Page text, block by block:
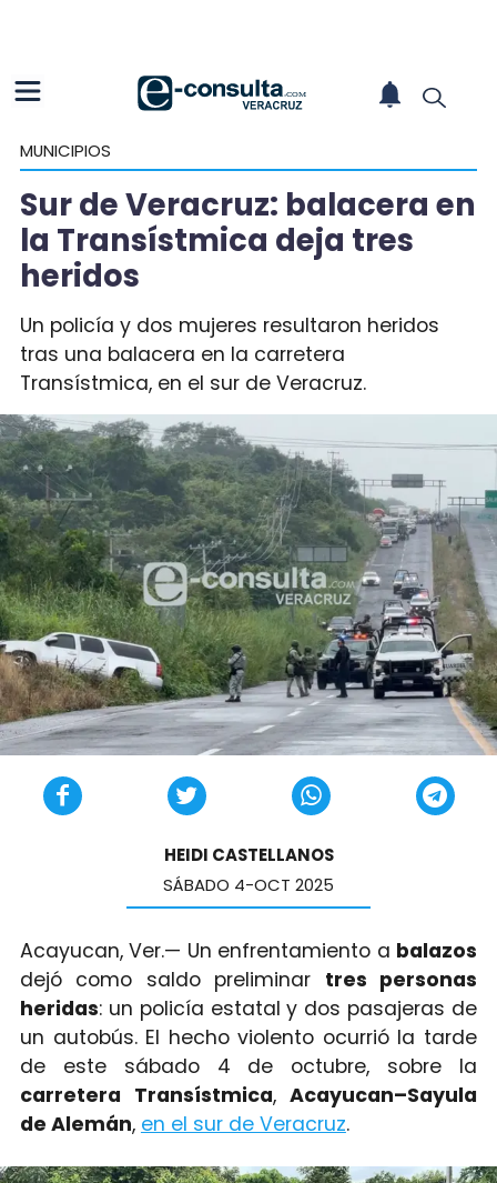
MUNICIPIOS
Sur de Veracruz: balacera en
la Transístmica deja tres
heridos
Un policía y dos mujeres resultaron heridos
tras una balacera en la carretera
Transístmica, en el sur de Veracruz.
HEIDI CASTELLANOS
SÁBADO 4-OCT 2025
Acayucan, Ver.— Un enfrentamiento a balazos
dejó como saldo preliminar tres personas
heridas: un policía estatal y dos pasajeras de
un autobús. El hecho violento ocurrió la tarde
de este sábado 4 de octubre, sobre la
carretera Transístmica,Acayucan–Sayula
de Alemán, en el sur de Veracruz.